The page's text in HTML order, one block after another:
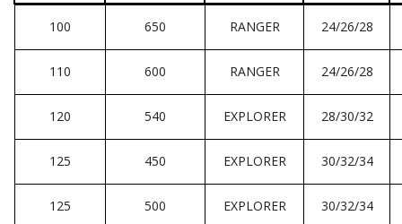
100 650 RANGER 24/26/28
110 600 RANGER 24/26/28
120 540 EXPLORER 28/30/32
125 450 EXPLORER 30/32/34
125 500 EXPLORER 30/32/34